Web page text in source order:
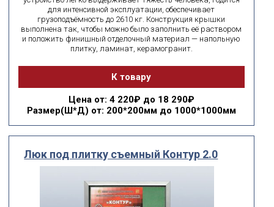
для интенсивной эксплуатации, обеспечивает
грузоподъёмность до 2610 кг. Конструкция крышки
выполнена так, чтобы можно было заполнить её раствором
и положить финишный отделочный материал — напольную
плитку, ламинат, керамогранит.
К товару
Ценаот: 4 220₽ до 18 290₽
Размер(Ш*Д) от: 200*200мм до 1000*1000мм
Люк под плитку съемный Контур 2.0